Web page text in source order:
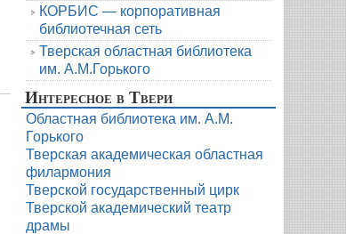
КОРБИС — корпоративная
библиотечная сеть
Тверская областная библиотека
им. А.М.Горького
Интересное в Твери
Областная библиотека им. А.М.
Горького
Тверская академическая областная
филармония
Тверской государственный цирк
Тверской академический театр
драмы